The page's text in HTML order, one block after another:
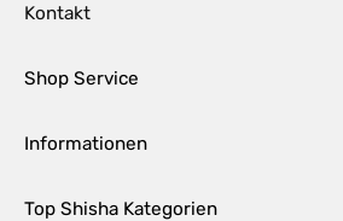
Kontakt
Shop Service
Informationen
Top Shisha Kategorien